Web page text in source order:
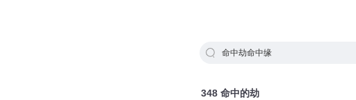
命中劫命中缘
348 命中的劫